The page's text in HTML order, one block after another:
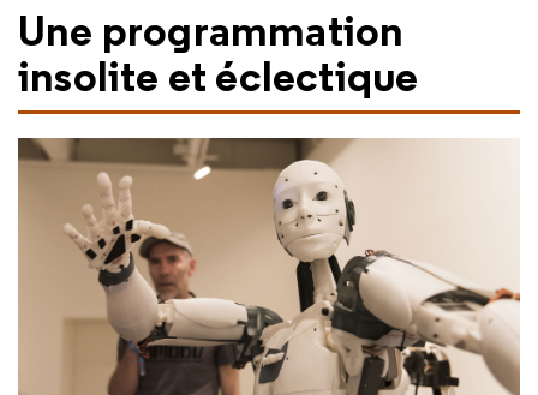
Une programmation
insolite et éclectique